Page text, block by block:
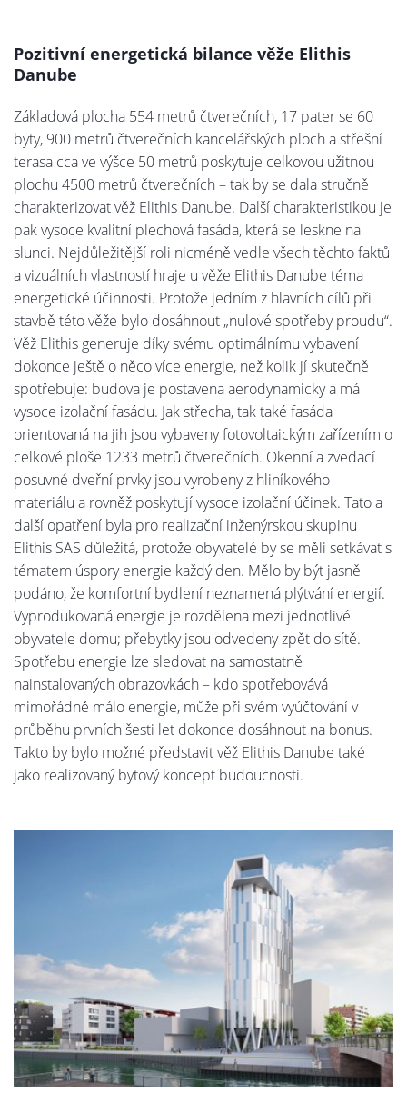
Pozitivní energetická bilance věže Elithis
Danube
Základová plocha 554 metrů čtverečních, 17 pater se 60
byty, 900 metrů čtverečních kancelářských ploch a střešní
terasa cca ve výšce 50 metrů poskytuje celkovou užitnou
plochu 4500 metrů čtverečních – tak by se dala stručně
charakterizovat věž Elithis Danube. Další charakteristikou je
pak vysoce kvalitní plechová fasáda, která se leskne na
slunci. Nejdůležitější roli nicméně vedle všech těchto faktů
a vizuálních vlastností hraje u věže Elithis Danube téma
energetické účinnosti. Protože jedním z hlavních cílů při
stavbě této věže bylo dosáhnout „nulové spotřeby proudu“.
Věž Elithis generuje díky svému optimálnímu vybavení
dokonce ještě o něco více energie, než kolik jí skutečně
spotřebuje: budova je postavena aerodynamicky a má
vysoce izolační fasádu. Jak střecha, tak také fasáda
orientovaná na jih jsou vybaveny fotovoltaickým zařízením o
celkové ploše 1233 metrů čtverečních. Okenní a zvedací
posuvné dveřní prvky jsou vyrobeny z hliníkového
materiálu a rovněž poskytují vysoce izolační účinek. Tato a
další opatření byla pro realizační inženýrskou skupinu
Elithis SAS důležitá, protože obyvatelé by se měli setkávat s
tématem úspory energie každý den. Mělo by být jasně
podáno, že komfortní bydlení neznamená plýtvání energií.
Vyprodukovaná energie je rozdělena mezi jednotlivé
obyvatele domu; přebytky jsou odvedeny zpět do sítě.
Spotřebu energie lze sledovat na samostatně
nainstalovaných obrazovkách – kdo spotřebovává
mimořádně málo energie, může při svém vyúčtování v
průběhu prvních šesti let dokonce dosáhnout na bonus.
Takto by bylo možné představit věž Elithis Danube také
jako realizovaný bytový koncept budoucnosti.